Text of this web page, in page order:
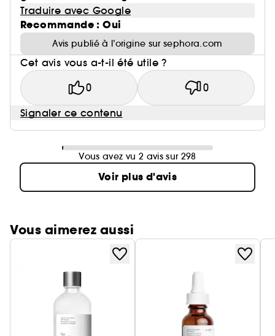
Traduire avec Google
Recommande : Oui
Avis publié à l’origine sur sephora.com
Cet avis vous a-t-il été utile ?
0 0
Signaler ce contenu
Vous avez vu 2 avis sur 298
Voir plus d'avis
Vous aimerez aussi